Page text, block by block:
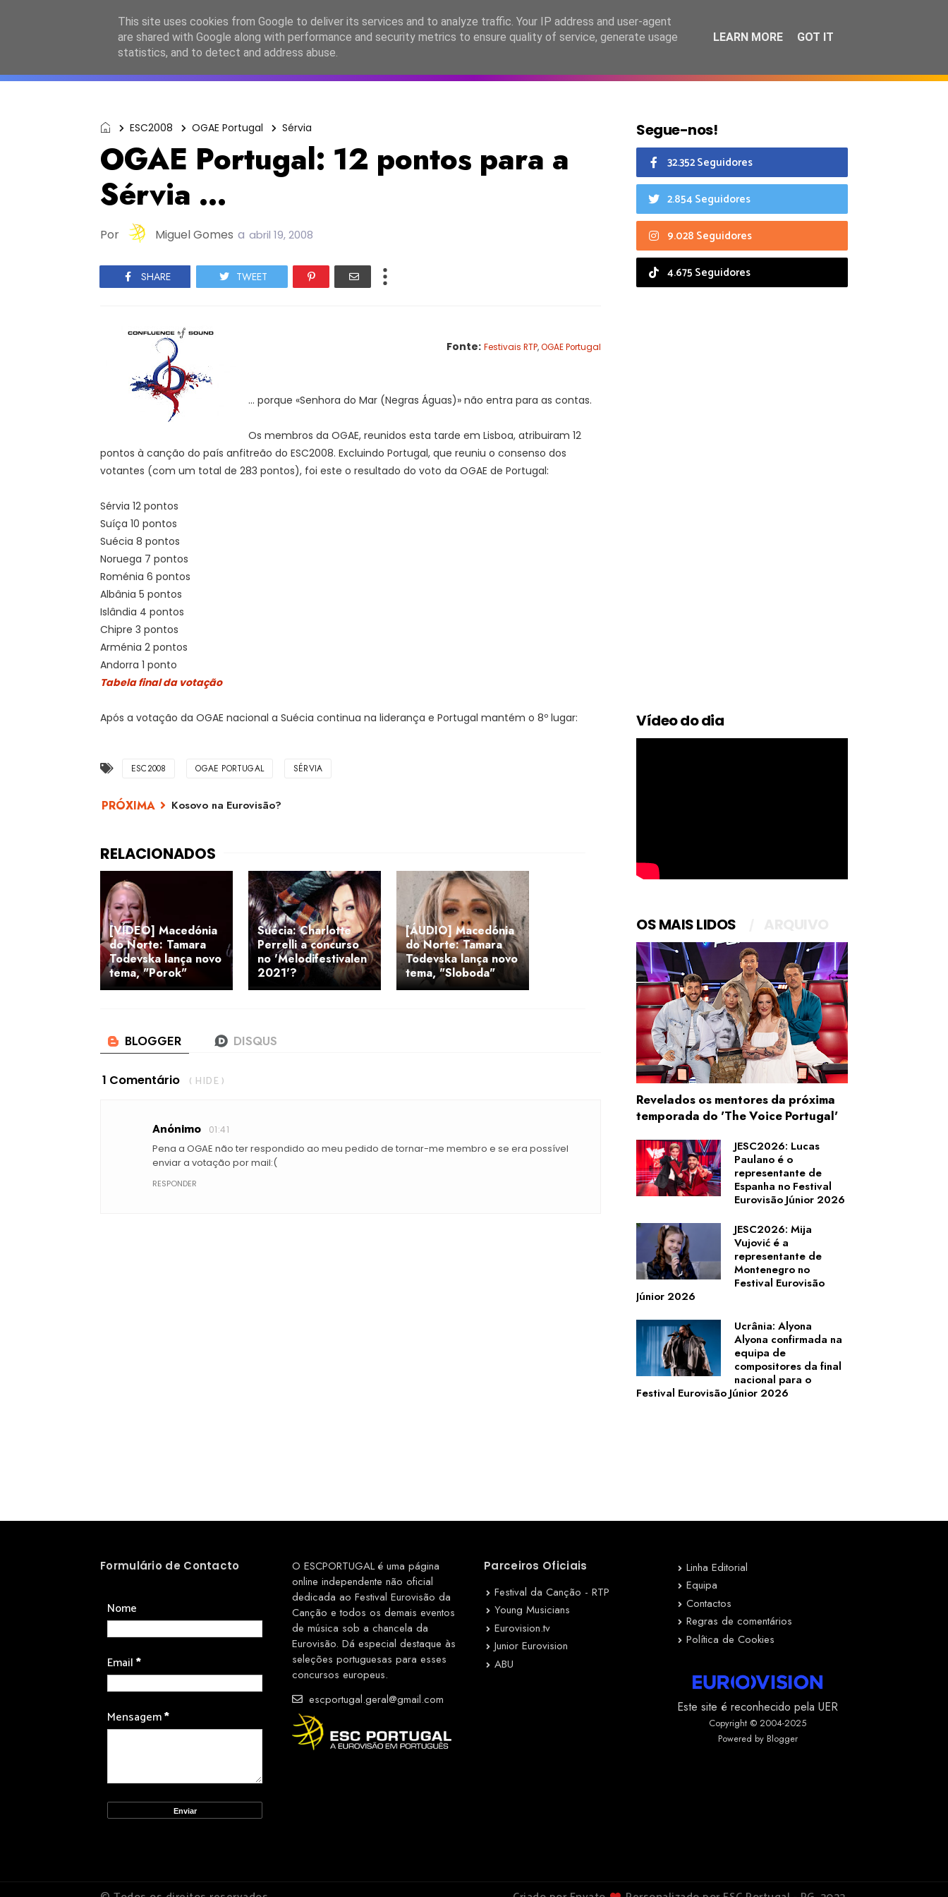
ESC2027 JESC2026 FC2026 EASC2026 PORTUGAL LANÇAMENTOS ESPECIAIS CALENDÁRIO
ESC2008 OGAE Portugal Sérvia
OGAE Portugal: 12 pontos para a
Sérvia ...
Por Miguel Gomes a abril 19, 2008
SHARE TWEET
Fonte: Festivais RTP,OGAE Portugal
... porque «Senhora do Mar (Negras Águas)» não entra para as contas.
Os membros da OGAE, reunidos esta tarde em Lisboa, atribuiram 12
pontos à canção do país anfitreão do ESC2008. Excluindo Portugal, que reuniu o consenso dos
votantes (com um total de 283 pontos), foi este o resultado do voto da OGAE de Portugal:
Sérvia 12 pontos
Suíça 10 pontos
Suécia 8 pontos
Noruega 7 pontos
Roménia 6 pontos
Albânia 5 pontos
Islândia 4 pontos
Chipre 3 pontos
Arménia 2 pontos
Andorra 1 ponto
Tabela final da votação
Após a votação da OGAE nacional a Suécia continua na liderança e Portugal mantém o 8º lugar:
ESC2008 OGAE PORTUGAL SÉRVIA
Kosovo na Eurovisão?
[VÍDEO] Macedónia
do Norte: Tamara
Todevska lança novo
tema, "Porok"
Suécia: Charlotte
Perrelli a concurso
no 'Melodifestivalen
2021'?
[ÁUDIO] Macedónia
do Norte: Tamara
Todevska lança novo
tema, "Sloboda"
1 Comentário ( HIDE )
Anónimo 01:41
Pena a OGAE não ter respondido ao meu pedido de tornar-me membro e se era possível
enviar a votação por mail:(
RESPONDER
Segue-nos!
32.352 Seguidores
2.854 Seguidores
9.028 Seguidores
4.675 Seguidores
Vídeo do dia
OS MAIS LIDOS
Revelados os mentores da próxima
temporada do 'The Voice Portugal'
JESC2026: Lucas
Paulano é o
representante de
Espanha no Festival
Eurovisão Júnior 2026
JESC2026: Mija
Vujović é a
representante de
Montenegro no
Festival Eurovisão
Júnior 2026
Ucrânia: Alyona
Alyona confirmada na
equipa de
compositores da final
nacional para o
Festival Eurovisão Júnior 2026
Formulário de Contacto
Nome
Email*
Mensagem*
O ESCPORTUGAL é uma página
online independente não oficial
dedicada ao Festival Eurovisão da
Canção e todos os demais eventos
de música sob a chancela da
Eurovisão. Dá especial destaque às
seleções portuguesas para esses
concursos europeus.
escportugal.geral@gmail.com
Parceiros Oficiais
Festival da Canção - RTP
Young Musicians
Eurovision.tv
Junior Eurovision
ABU
Linha Editorial
Equipa
Contactos
Regras de comentários
Política de Cookies
Este site é reconhecido pela UER
Copyright © 2004-2025
Powered by Blogger
This site uses cookies from Google to deliver its services and to analyze traffic. Your IP address and user-agent
are shared with Google along with performance and security metrics to ensure quality of service, generate usage
statistics, and to detect and address abuse.
LEARN MORE GOT IT